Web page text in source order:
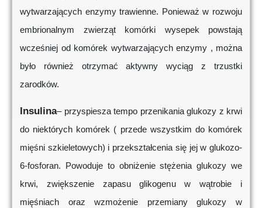
wytwarzających enzymy trawienne. Ponieważ w rozwoju
embrionalnym zwierząt komórki wysepek powstają
wcześniej od komórek wytwarzających enzymy , można
było również otrzymać aktywny wyciąg z trzustki
zarodków.
Insulina– przyspiesza tempo przenikania glukozy z krwi
do niektórych komórek ( przede wszystkim do komórek
mięśni szkieletowych) i przekształcenia się jej w glukozo-
6-fosforan. Powoduje to obniżenie stężenia glukozy we
krwi, zwiększenie zapasu glikogenu w wątrobie i
mięśniach oraz wzmożenie przemiany glukozy w